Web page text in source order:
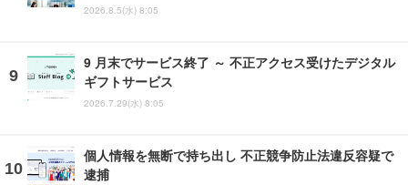
2026.8.5(水) 8:05
9 月末でサービス終了 ～ 不正アクセス受けたデジタル
ギフトサービス
2026.7.29(水) 8:05
個人情報を無断で持ち出し 不正競争防止法違反容疑で
逮捕